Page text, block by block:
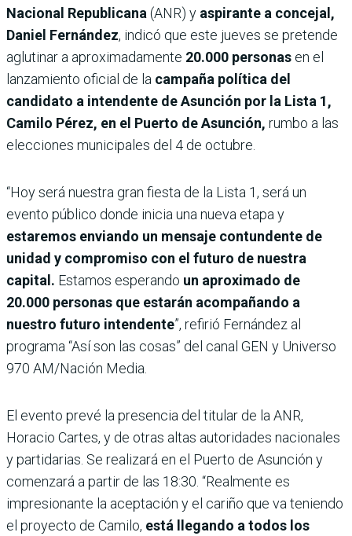
Nacional Republicana (ANR) y aspirante a concejal,
Daniel Fernández, indicó que este jueves se pretende
aglutinar a aproximadamente 20.000 personas en el
lanzamiento oficial de la campaña política del
candidato a intendente de Asunción por la Lista 1,
Camilo Pérez, en el Puerto de Asunción, rumbo a las
elecciones municipales del 4 de octubre.
“Hoy será nuestra gran fiesta de la Lista 1, será un
evento público donde inicia una nueva etapa y
estaremos enviando un mensaje contundente de
unidad y compromiso con el futuro de nuestra
capital. Estamos esperando un aproximado de
20.000 personas que estarán acompañando a
nuestro futuro intendente”, refirió Fernández al
programa “Así son las cosas” del canal GEN y Universo
970 AM/Nación Media.
El evento prevé la presencia del titular de la ANR,
Horacio Cartes, y de otras altas autoridades nacionales
y partidarias. Se realizará en el Puerto de Asunción y
comenzará a partir de las 18:30. “Realmente es
impresionante la aceptación y el cariño que va teniendo
el proyecto de Camilo, está llegando a todos los